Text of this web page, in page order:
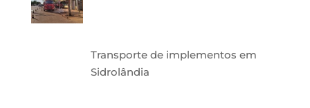
Transporte de implementos em
Sidrolândia